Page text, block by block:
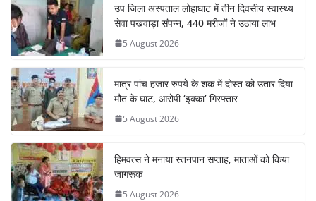
उप जिला अस्पताल लोहाघाट में तीन दिवसीय स्वास्थ्य
सेवा पखवाड़ा संपन्न, 440 मरीजों ने उठाया लाभ
5 August 2026
मात्र पांच हजार रुपये के शक में दोस्त को उतार दिया
मौत के घाट, आरोपी ‘इक्का’ गिरफ्तार
5 August 2026
हिमवत्स ने मनाया स्तनपान सप्ताह, माताओं को किया
जागरूक
5 August 2026